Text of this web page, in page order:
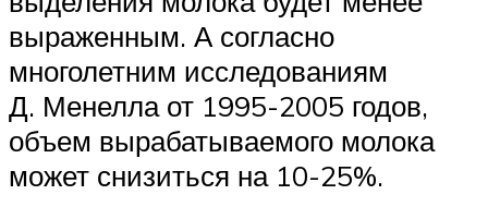
выраженным. А согласно
многолетним исследованиям
Д. Менелла от 1995-2005 годов,
объем вырабатываемого молока
может снизиться на 10-25%.